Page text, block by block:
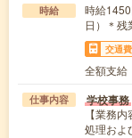
時給
時給
日）＊残
交通費
全額支給
仕事内容 学校事務
【業務
処理およ